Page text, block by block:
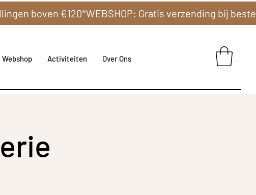
Webshop Activiteiten Over Ons